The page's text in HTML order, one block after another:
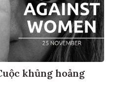
khủng hoảng